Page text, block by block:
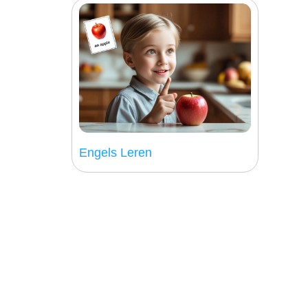
Engels Leren